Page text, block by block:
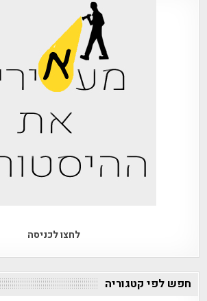
לחצו לכניסה
חפש לפי קטגוריה